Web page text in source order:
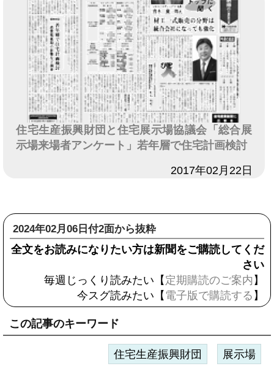
住宅生産振興財団と住宅展示場協議会「総合展
示場来場者アンケート」若年層で住宅計画検討
2017年02月22日
2024年02月06日付2面から抜粋
全文をお読みになりたい方は新聞をご購読してくだ
さい
毎週じっくり読みたい【 定期購読のご案内 】
今スグ読みたい【 電子版で購読する 】
この記事のキーワード
住宅生産振興財団 展示場